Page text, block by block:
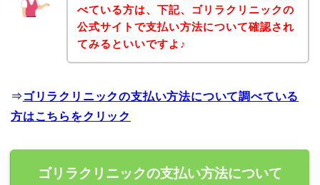
べている方は、下記、ゴリラクリニックの
公式サイトで支払い方法について確認され
てみるといいですよ♪
⇒ ゴリラクリニックの支払い方法について調べている
方はこちらをクリック
ゴリラクリニックの支払い方法について